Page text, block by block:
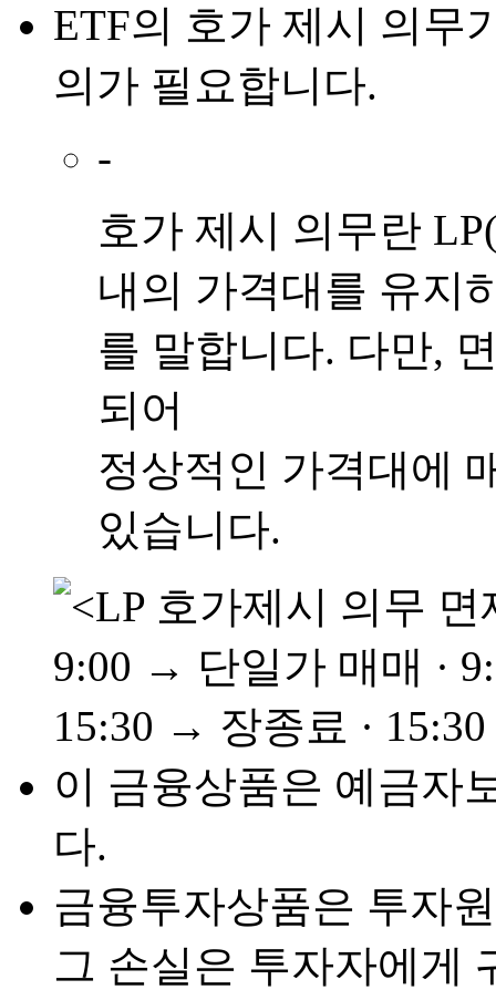
ETF의 호가 제시 의무
의가 필요 합니다.
-
호가 제시 의무란
내의 가격대를 유지
를 말합니다. 다만,
되어
정상적인 가격대에
있습니다.
이 금융상품은 예금자
다.
금융투자상품은 투자
그 손실은 투자자에게